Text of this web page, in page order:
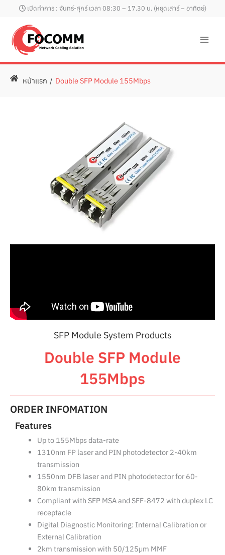
content
เปิดทำการ : จันทร์-ศุกร์ เวลา 08:30 – 17.30 น. (หยุดเสาร์ – อาทิตย์)
หน้าแรก / Double SFP Module 155Mbps
SFP Module System Products
Double SFP Module
155Mbps
ORDER INFOMATION
Features
Up to 155Mbps data-rate
1310nm FP laser and PIN photodetector 2-40km
transmission
1550nm DFB laser and PIN photodetector for 60-
80km transmission
Compliant with SFP MSA and SFF-8472 with duplex LC
receptacle
Digital Diagnostic Monitoring: Internal Calibration or
External Calibration
2km transmission with 50/125µm MMF